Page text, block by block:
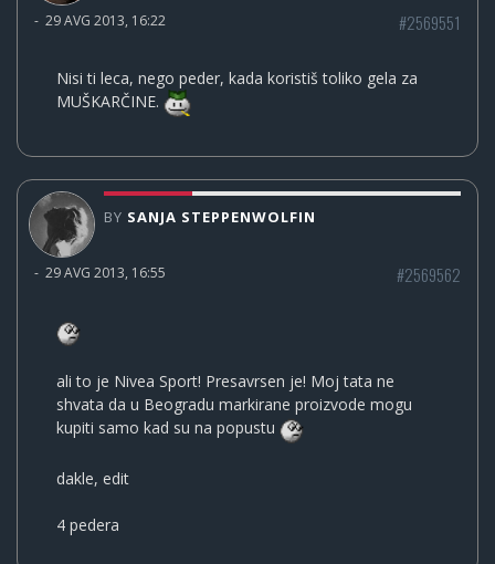
- 29 AVG 2013, 16:22 #2569551
Nisi ti leca, nego peder, kada koristiš toliko gela za
MUŠKARČINE.
BY SANJA STEPPENWOLFIN
- 29 AVG 2013, 16:55 #2569562
ali to je Nivea Sport! Presavrsen je! Moj tata ne
shvata da u Beogradu markirane proizvode mogu
kupiti samo kad su na popustu
dakle, edit
4 pedera